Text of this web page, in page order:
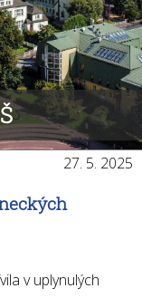
27. 5. 2025
v uplynulých